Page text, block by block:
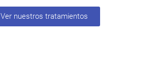
Ver nuestros tratamientos